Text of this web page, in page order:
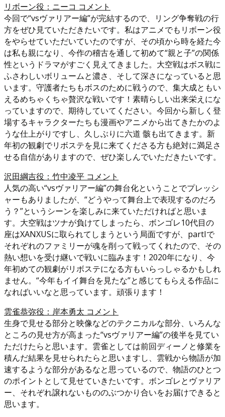
リボーン役：ニーコ コメント
今回で“vsヴァリアー編”が完結するので、リング争奪戦の行
方をぜひ見ていただきたいです。私はアニメでもリボーン役
をやらせていただいていたのですが、その頃から時を経た今
は私も親になり、今作の稽古を通して初めて“親と子”の関係
性というドラマがすごく見えてきました。大空戦はボス戦に
ふさわしいボリュームと濃さ、そして深さになっていると思
います。守護者たちもボスのために戦うので、集大成ともい
えるめちゃくちゃ贅沢な戦いです！素晴らしい出来栄えにな
っていますので、期待していてください。今回から新しく登
場するキャラクターたちも漫画やアニメから出てきたかのよ
うな仕上がりですし、久しぶりに六道 骸も出てきます。新
年初の観劇でリボステを見に来てくださる方も絶対に満足さ
せる自信がありますので、ぜひ楽しんでいただきたいです。
沢田綱吉役：竹中凌平 コメント
人気の高い“vsヴァリアー編”の舞台化ということでプレッシ
ャーもありましたが、“どうやって舞台上で表現するのだろ
う？”というシーンを楽しみに来ていただければと思いま
す。大空戦はツナが負けてしまったら、ボンゴレ10代目の
座はXANXUSに取られてしまうという局面ですが、partIで
それぞれのファミリーが魂を削って戦ってくれたので、その
熱い想いを受け継いで戦いに臨みます！2020年になり、今
年初めての観劇がリボステになる方もいらっしゃるかもしれ
ません。“今年もイイ舞台を見たな”と感じてもらえる作品に
なればいいなと思っています。頑張ります！
雲雀恭弥役：岸本勇太 コメント
生身で見せる部分と映像などのテクニカルな部分、いろんな
ところの見せ方が高まった“vsヴァリアー編”の後半を見てい
ただけたらと思います。雲雀としては前回ディーノと修業を
積んだ結果を見せられたらと思いますし、雲戦から物語が加
速するような部分があるなと思っているので、物語のひとつ
のポイントとして見せていきたいです。ボンゴレとヴァリア
ー、それぞれ譲れないもののぶつかり合いをお届けできると
思います。